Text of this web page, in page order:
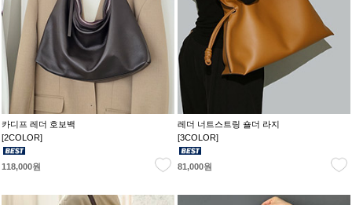
카디프 레더 호보백
[2COLOR]
118,000원
레더 너트스트링 숄더 라지
[3COLOR]
81,000원